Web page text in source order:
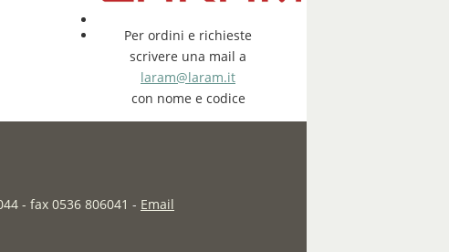
Per ordini e richieste
scrivere una mail a
laram@laram.it
con nome e codice
- fax 0536 806041 - Email